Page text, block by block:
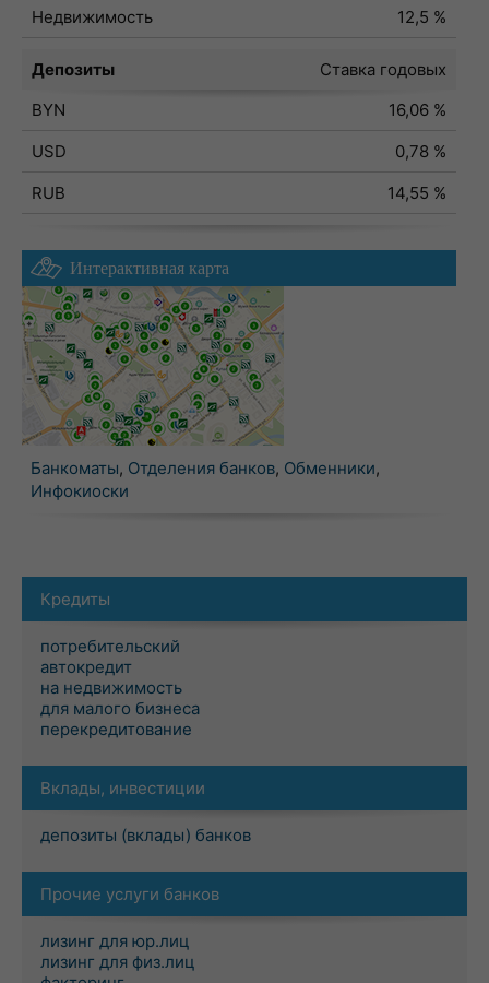
Недвижимость
12,5 %
Депозиты
Ставка годовых
BYN
16,06 %
USD
0,78 %
RUB
14,55 %
Интерактивная карта
Банкоматы, Отделения банков, Обменники,
Инфокиоски
Кредиты
потребительский
автокредит
на недвижимость
для малого бизнеса
перекредитование
Вклады, инвестиции
депозиты (вклады) банков
Прочие услуги банков
лизинг для юр.лиц
лизинг для физ.лиц